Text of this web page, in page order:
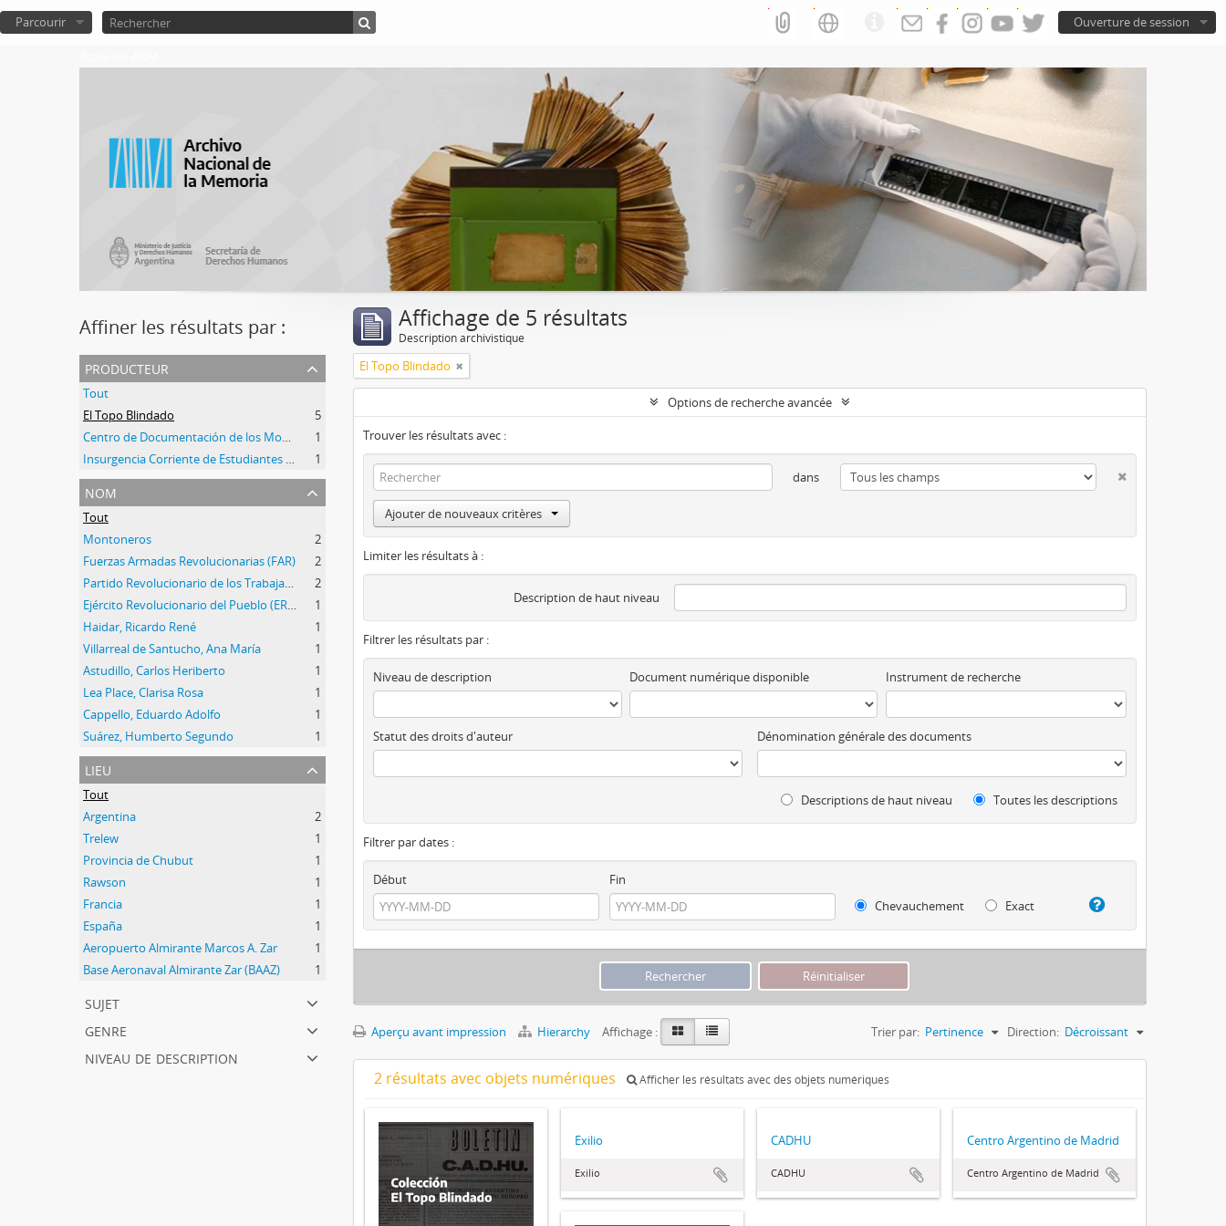
Ouverture de session
Parcourir
Affiner les résultats par :
producteur
Tout
El Topo Blindado
5
1
1
nom
Tout
Montoneros
2
Fuerzas Armadas Revolucionarias (FAR)
2
2
1
Haidar, Ricardo René
1
Villarreal de Santucho, Ana María
1
Astudillo, Carlos Heriberto
1
Lea Place, Clarisa Rosa
1
Cappello, Eduardo Adolfo
1
Suárez, Humberto Segundo
1
lieu
Tout
Argentina
2
Trelew
1
Provincia de Chubut
1
Rawson
1
Francia
1
España
1
Aeropuerto Almirante Marcos A. Zar
1
Base Aeronaval Almirante Zar (BAAZ)
1
sujet
genre
niveau de description
Affichage de 5 résultats
Description archivistique
El Topo Blindado
Options de recherche avancée
Trouver les résultats avec :
dans
Ajouter de nouveaux critères
Limiter les résultats à :
Description de haut niveau
Filtrer les résultats par :
Niveau de description Document numérique disponible Instrument de recherche
Statut des droits d'auteur Dénomination générale des documents
Descriptions de haut niveau Toutes les descriptions
Filtrer par dates :
Début
Fin
Chevauchement
Exact
Aperçu avant impression Hierarchy Affichage : Trier par: Pertinence Direction: Décroissant
2 résultats avec objets numériques Afficher les résultats avec des objets numériques
Exilio
Exilio
CADHU
CADHU
Centro Argentino de Madrid
Centro Argentino de Madrid